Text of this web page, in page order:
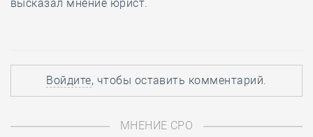
высказал мнение юрист.
Войдите, чтобы оставить комментарий.
МНЕНИЕ СРО